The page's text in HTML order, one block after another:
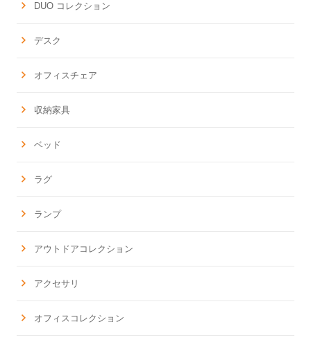
DUO コレクション
デスク
オフィスチェア
収納家具
ベッド
ラグ
ランプ
アウトドアコレクション
アクセサリ
オフィスコレクション